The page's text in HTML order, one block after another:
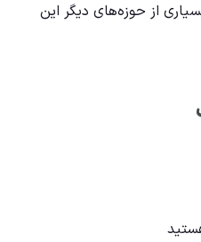
از حوزه‌های دیگر این